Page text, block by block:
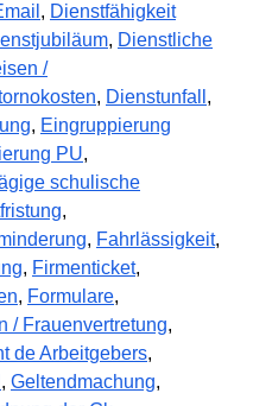
, Dienstfähigkeit
, Dienstliche
/
, Dienstunfall ,
, Eingruppierung
PU,
schulische
,
, Fahrlässigkeit,
, Firmenticket,
, Formulare,
/ Frauenvertretung,
de Arbeitgebers,
, Geltendmachung,